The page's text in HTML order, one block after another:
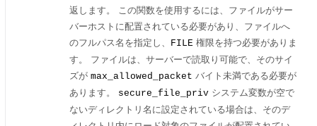
返します。 この関数を使用するには、ファイルがサー
バーホストに配置されている必要があり、ファイルへ
のフルパス名を指定し、 FILE 権限を持つ必要がありま
す。 ファイルは、サーバーで読取り可能で、そのサイ
ズが max_allowed_packet バイト未満である必要が
あります。 secure_file_priv システム変数が空で
ないディレクトリ名に設定されている場合は、そのデ